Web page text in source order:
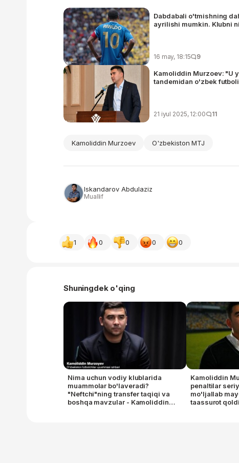
Dabdabali o'tmishning
ayrilishi mumkin. Klubni
16 may, 18:15 9
Kamoliddin Murzoev: "U
tandemidan o'zbek
21 iyul 2025, 12:00 11
Kamoliddin Murzoev O'zbekiston MTJ
Iskandarov Abdulaziz
Muallif
1 0 0 0 0
Shuningdek o'qing
Nima uchun vodiy klublarida
muammolar bo'laveradi?
"Neftchi"ning transfer taqiqi va
boshqa mavzular - Kamoliddin
Kamoliddin
penaltilar
mo'ljallab
taassurot